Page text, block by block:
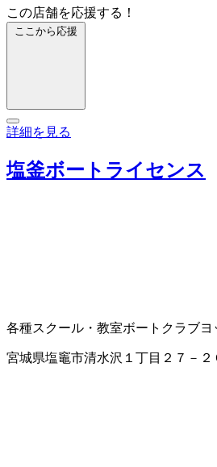
この店舗を応援する！
ここから応援
詳細を見る
塩釜ボートライセンス
各種スクール・教室ボートクラブヨ
宮城県塩竈市清水沢１丁目２７－２